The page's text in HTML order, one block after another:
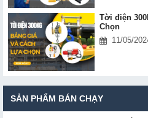
Tời điện
Chọn
11/05/
SẢN PHẨM BÁN CHẠY